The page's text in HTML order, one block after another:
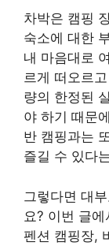
차박은 캠핑
숙소에 대한
내 마음대로
르게 떠오르
량의 한정된
야 하기 때문
반 캠핑과는
즐길 수 있다
그렇다면 대
요? 이번 글
펜션 캠핑장,